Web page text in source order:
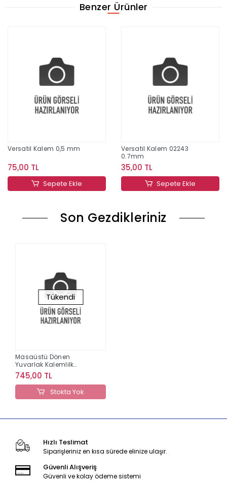
Benzer Ürünler
Versatil Kalem 0,5 mm
75,00 TL
Sepete Ekle
Versatil Kalem 02243
0.7mm
35,00 TL
Sepete Ekle
Son Gezdikleriniz
Tükendi
Masaüstü Dönen
Yuvarlak Kalemlilk
71086
745,00 TL
Stokta Yok
Hızlı Teslimat
Siparişleriniz en kısa sürede elinize ulaşır.
Güvenli Alışveriş
Güvenli ve kolay ödeme sistemi